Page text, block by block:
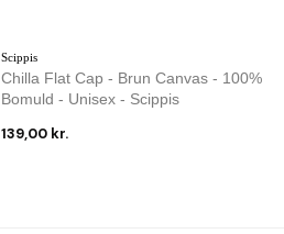
Scippis
Chilla Flat Cap - Brun Canvas - 100%
Bomuld - Unisex - Scippis
139,00 kr.